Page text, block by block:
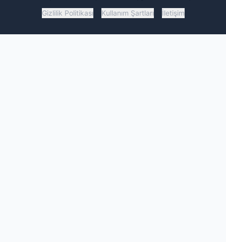
Gizlilik Politikası Kullanım Şartları İletişim